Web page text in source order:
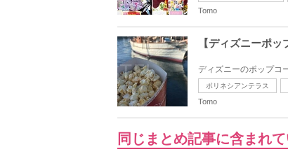
Tomo
【ディズニーポ
ディズニーのポップコ
ポリネシアンテラス
Tomo
同じまとめ記事に含まれ